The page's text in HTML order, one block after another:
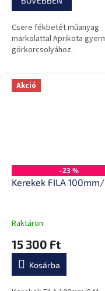
Csere fékbetét műanyag
markolattal Aprikota
görkorcsolyához.
Akció
–23 %
Kerekek FILA
Raktáron
15 300 Ft
Kosárba